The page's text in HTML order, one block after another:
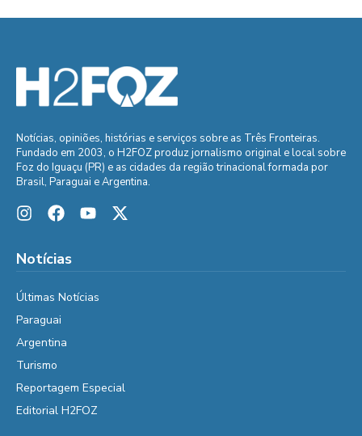
Notícias, opiniões, histórias e serviços sobre as Três Fronteiras.
Fundado em 2003, o H2FOZ produz jornalismo original e local sobre
Foz do Iguaçu (PR) e as cidades da região trinacional formada por
Brasil, Paraguai e Argentina.
Notícias
Últimas Notícias
Paraguai
Argentina
Turismo
Reportagem Especial
Editorial H2FOZ